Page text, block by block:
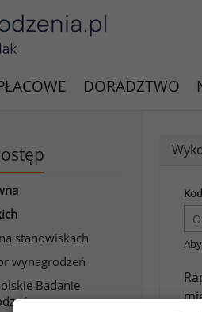
DORADZTWO
stanowiskach
wynagrodzeń
Badanie